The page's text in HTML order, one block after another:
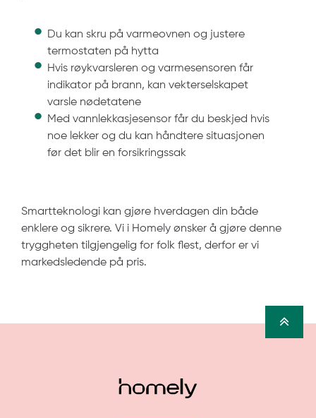
Du kan skru på varmeovnen og justere
termostaten på hytta
Hvis røykvarsleren og varmesensoren får
indikator på brann, kan vekterselskapet
varsle nødetatene
Med vannlekkasjesensor får du beskjed hvis
noe lekker og du kan håndtere situasjonen
før det blir en forsikringssak
Smartteknologi kan gjøre hverdagen din både
enklere og sikrere. Vi i Homely ønsker å gjøre denne
tryggheten tilgjengelig for folk flest, derfor er vi
markedsledende på pris.